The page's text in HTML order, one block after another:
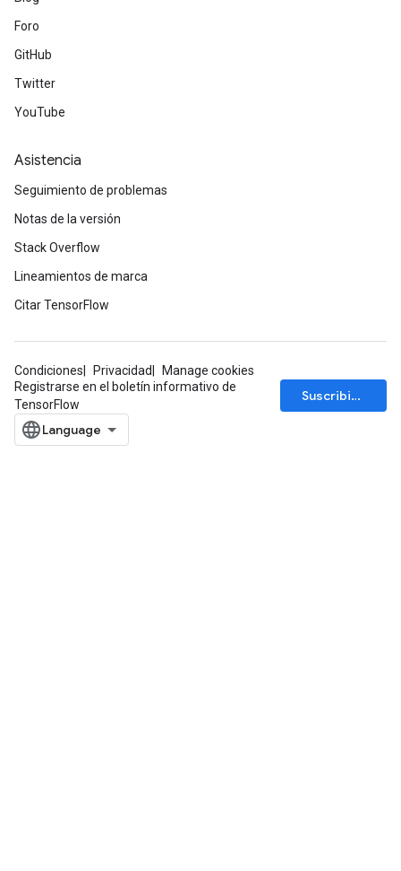
Foro
GitHub
Twitter
YouTube
Asistencia
Seguimiento de problemas
Notas de la versión
Stack Overflow
Lineamientos de marca
Citar TensorFlow
Condiciones Privacidad
Manage cookies
Registrarse en el boletín informativo de
TensorFlow
Suscribirse